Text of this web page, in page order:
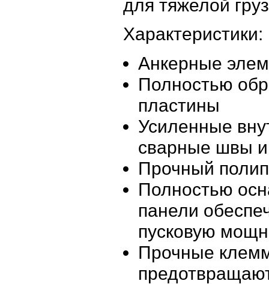
для тяжелой
Характеристики:
Анкерные
Полностью
пластины
Усиленные
сварные швы и
Прочный
Полностью
панели
пусковую
Прочные